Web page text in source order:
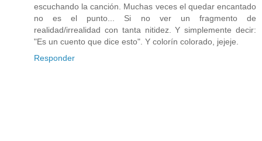
escuchando la canción. Muchas veces el quedar encantado
no es el punto... Si no ver un fragmento de
realidad/irrealidad con tanta nitidez. Y simplemente decir:
"Es un cuento que dice esto". Y colorín colorado, jejeje.
Responder